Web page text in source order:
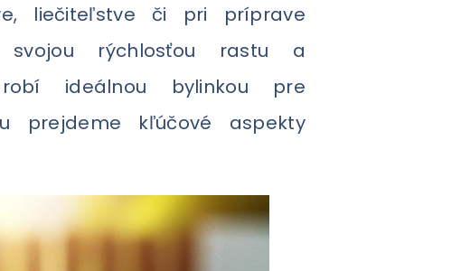
liečiteľstve či pri príprave
rýchlosťou rastu a
ideálnou bylinkou pre
prejdeme kľúčové aspekty